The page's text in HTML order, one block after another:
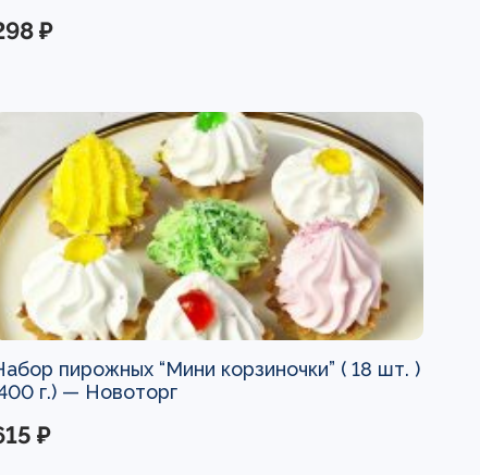
₽
пирожных “Мини корзиночки” ( 18 шт. )
г.) — Новоторг
₽